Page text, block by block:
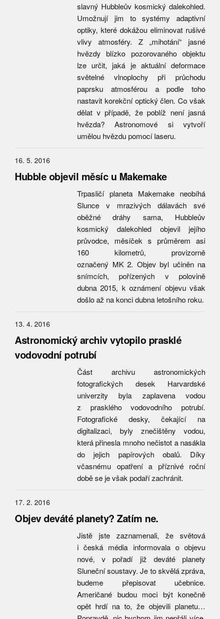
slavný Hubbleův kosmický dalekohled.
Umožnují jim to systémy adaptivní
optiky, které dokážou eliminovat rušivé
vlivy atmosféry. Z „mihotání“ jasné
hvězdy blízko pozorovaného objektu
lze určit, jaká je aktuální deformace
světelné vlnoplochy při průchodu
paprsku atmosférou a podle toho
nastavit korekční optický člen. Co však
dělat v případě, že poblíž není jasná
hvězda? Astronomové si vytvoří
umělou hvězdu pomocí laseru.
16. 5. 2016
Hubble objevil měsíc u Makemake
Trpasličí planeta Makemake neobíhá
Slunce v mrazivých dálavách své
oběžné dráhy sama, Hubbleův
kosmický dalekohled objevil jejího
průvodce, měsíček s průměrem asi
160 kilometrů, provizorně
označený MK 2. Objev byl učiněn na
snímcích, pořízených v polovině
dubna 2015, k oznámení objevu však
došlo až na konci dubna letošního roku.
13. 4. 2016
Astronomický archiv vytopilo prasklé
vodovodní potrubí
Část archivu astronomických
fotografických desek Harvardské
univerzity byla zaplavena vodou
z prasklého vodovodního potrubí.
Fotografické desky, čekající na
digitalizaci, byly znečištěny vodou,
která přinesla mnoho nečistot a nasákla
do jejich papírových obalů. Díky
včasnému opatření a příznivé roční
době se je však podaří zachránit.
17. 2. 2016
Objev deváté planety? Zatím ne.
Jistě jste zaznamenali, že světová
i česká média informovala o objevu
nové, v pořadí již deváté planety
Sluneční soustavy. Je to skvělá zpráva,
budeme přepisovat učebnice.
Američané budou moci být konečně
opět hrdí na to, že objevili planetu…